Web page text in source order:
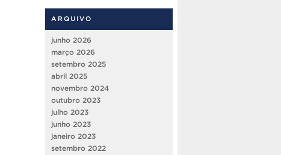
ARQUIVO
junho 2026
março 2026
setembro 2025
abril 2025
novembro 2024
outubro 2023
julho 2023
junho 2023
janeiro 2023
setembro 2022